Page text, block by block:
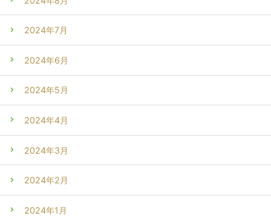
2024年7月
2024年6月
2024年5月
2024年4月
2024年3月
2024年2月
2024年1月